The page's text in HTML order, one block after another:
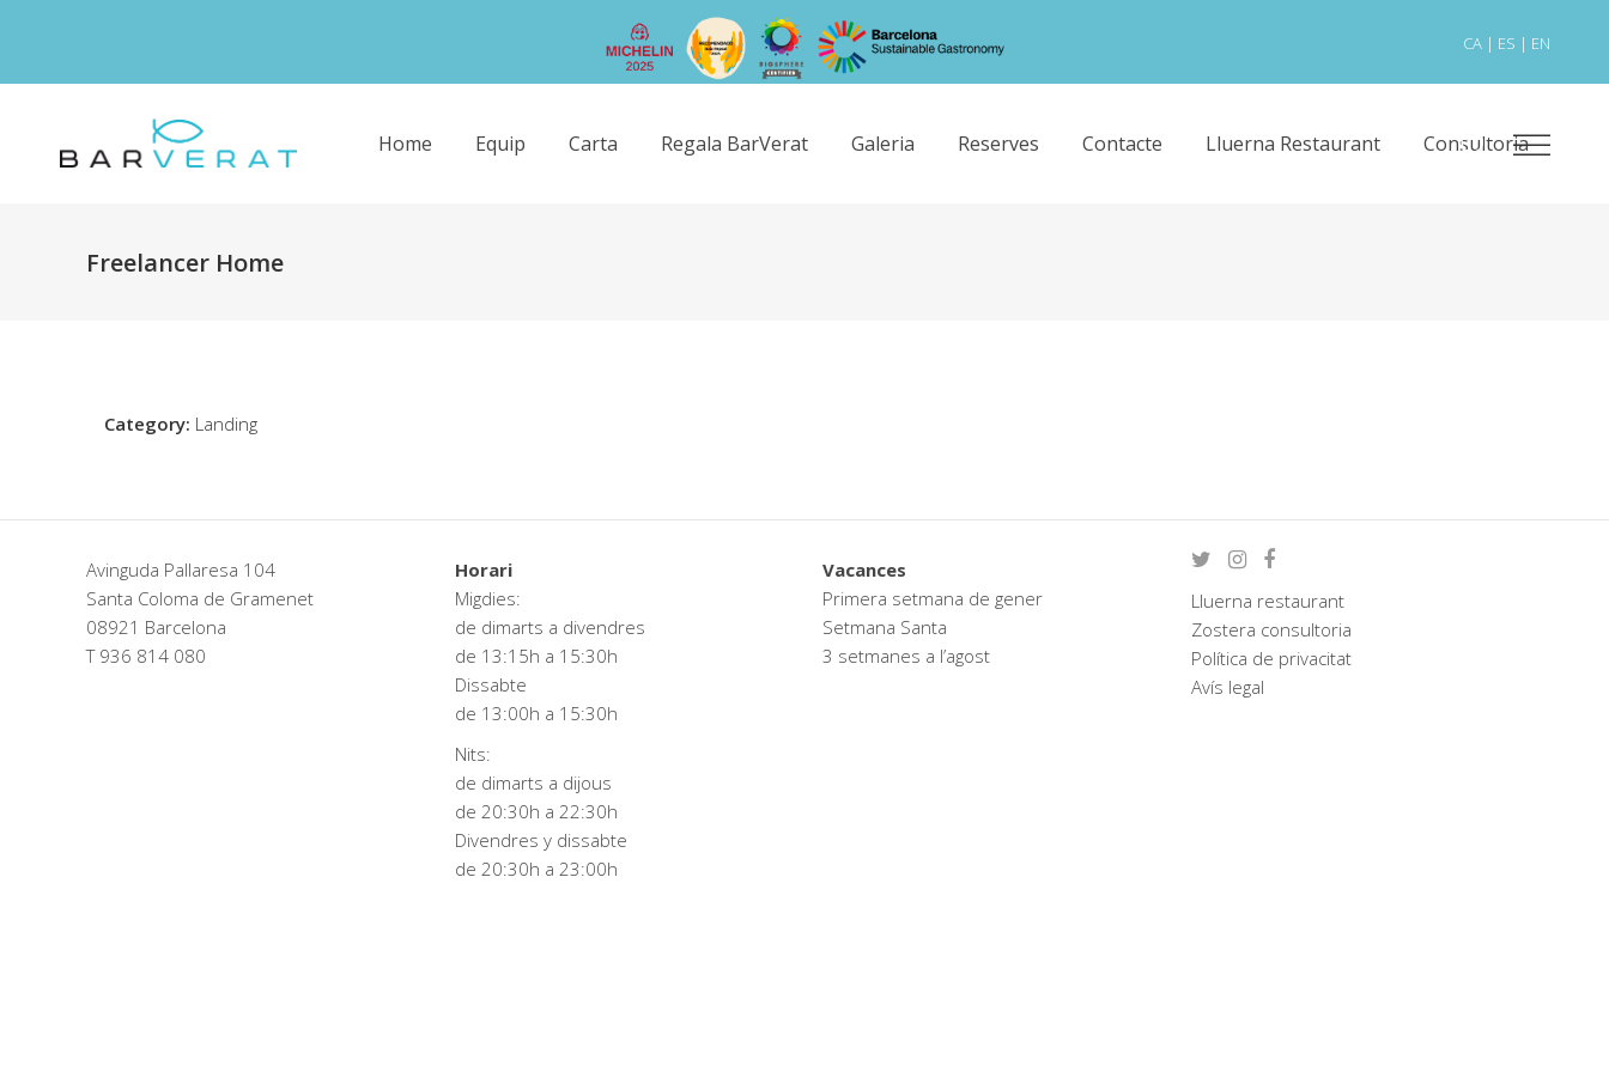
CA| ES | EN
Home Equip Carta Regala BarVerat Galeria Reserves Contacte Lluerna Restaurant Consultoria
Freelancer Home
Category: Landing
Avinguda Pallaresa 104
Santa Coloma de Gramenet
08921 Barcelona
T 936 814 080
Horari
Migdies:
de dimarts a divendres
de 13:15h a 15:30h
Dissabte
de 13:00h a 15:30h
Nits:
de dimarts a dijous
de 20:30h a 22:30h
Divendres y dissabte
de 20:30h a 23:00h
Vacances
Primera setmana de gener
Setmana Santa
3 setmanes a l’agost
Lluerna restaurant
Zostera consultoria
Política de privacitat
Avís legal